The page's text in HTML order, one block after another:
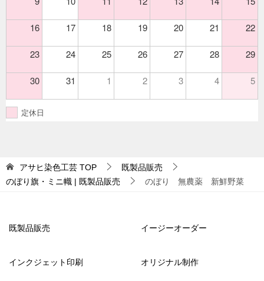
16 17 18 19 20 21 22
23 24 25 26 27 28 29
30 31 1 2 3 4 5
定休日
アサヒ染色工芸 TOP
既製品販売
のぼり旗・ミニ幟 | 既製品販売
のぼり 無農薬 新鮮野菜
既製品販売 イージーオーダー
インクジェット印刷 オリジナル制作